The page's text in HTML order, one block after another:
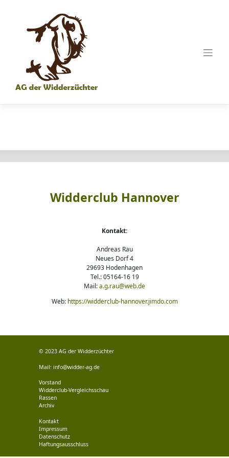
Widderclub Hannover
Kontakt:
Andreas Rau
Neues Dorf 4
29693 Hodenhagen
Tel.: 05164-16 19
Mail:a.g.rau@web.de
Web: https://widderclub-hannover.jimdo.com
© 2023 AG der Widderzüchter
Mail:info@widder-ag.de
Vorstand
Widderclub-Vergleichsschau
Rassen
Archiv
Kontakt
Impressum
Datenschutz
Haftungsausschluss